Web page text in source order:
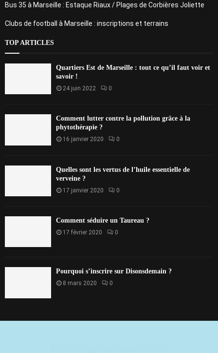
Bus 35 à Marseille : Estaque Riaux / Plages de Corbières Joliette
Clubs de football à Marseille : inscriptions et terrains
TOP ARTICLES
Quartiers Est de Marseille : tout ce qu’il faut voir et
savoir !
24 juin 2022 0
Comment lutter contre la pollution grâce à la
phytothérapie ?
16 janvier 2020 0
Quelles sont les vertus de l’huile essentielle de
verveine ?
17 janvier 2020 0
Comment séduire un Taureau ?
17 février 2020 0
Pourquoi s’inscrire sur Disonsdemain ?
8 mars 2020 0